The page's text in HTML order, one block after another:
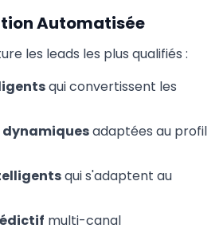
Automatisée
les leads les plus qualifiés :
qui convertissent les
dynamiquesadaptées au profil
qui s'adaptent au
multi-canal